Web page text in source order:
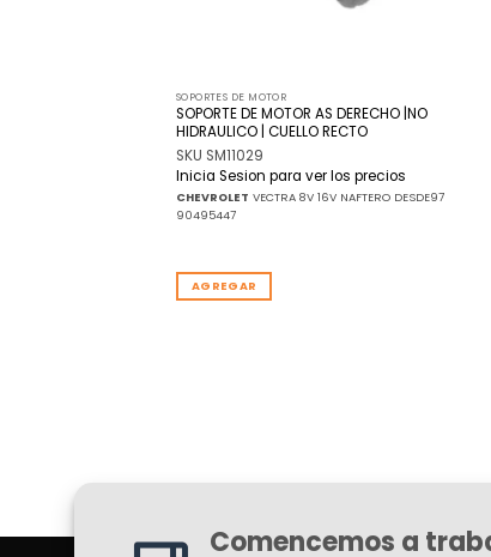
SOPORTES DE MOTOR
SOPORTE DE MOTOR AS DERECHO |NO
HIDRAULICO | CUELLO RECTO
SKU SM11029
Inicia Sesion para ver los precios
CHEVROLET VECTRA 8V 16V NAFTERO DESDE97
90495447
AGREGAR
Comencemos a